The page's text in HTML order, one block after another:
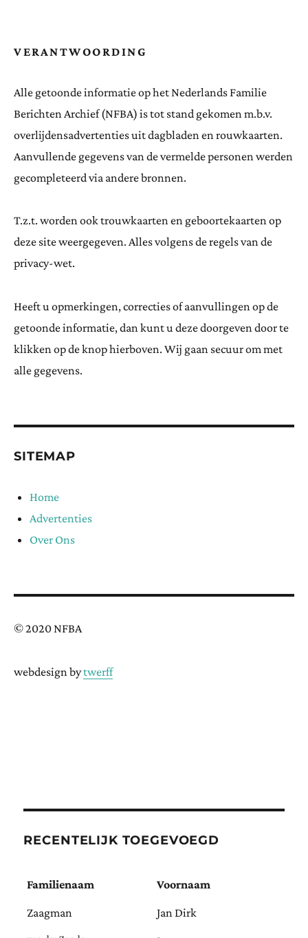
VERANTWOORDING
Alle getoonde informatie op het Nederlands Familie
Berichten Archief (NFBA) is tot stand gekomen m.b.v.
overlijdensadvertenties uit dagbladen en rouwkaarten.
Aanvullende gegevens van de vermelde personen werden
gecompleteerd via andere bronnen.
T.z.t. worden ook trouwkaarten en geboortekaarten op
deze site weergegeven. Alles volgens de regels van de
privacy-wet.
Heeft u opmerkingen, correcties of aanvullingen op de
getoonde informatie, dan kunt u deze doorgeven door te
klikken op de knop hierboven. Wij gaan secuur om met
alle gegevens.
SITEMAP
Home
Advertenties
Over Ons
© 2020 NFBA
webdesign bytwerff
RECENTELIJK TOEGEVOEGD
Familienaam Voornaam
Zaagman Jan Dirk